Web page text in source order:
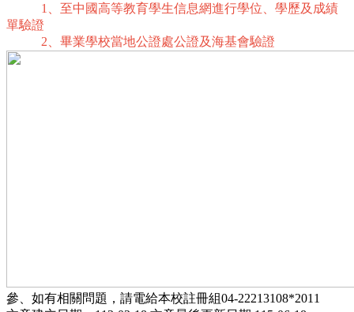
1、至中國高等教育學生信息網進行學位、學歷及成績
單驗證
2、畢業學校當地公證處公證及海基會驗證
參、如有相關問題，請電給本校註冊組04-22213108*2011